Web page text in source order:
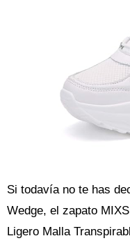
Si todavía no te has
Wedge, el zapato
Ligero Malla